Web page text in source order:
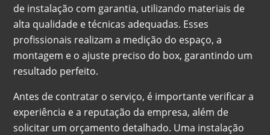
de instalação com garantia, utilizando materiais de
alta qualidade e técnicas adequadas. Esses
profissionais realizam a medição do espaço, a
montagem e o ajuste preciso do box, garantindo um
resultado perfeito.
Antes de contratar o serviço, é importante verificar a
experiência e a reputação da empresa, além de
solicitar um orçamento detalhado. Uma instalação